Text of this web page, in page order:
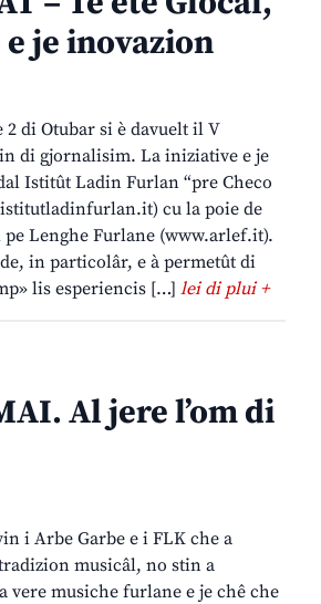
je inovazion
2 di Otubar si è davuelt il V
di gjornalisim. La iniziative e je
Istitût Ladin Furlan “pre Checo
cu la poie de
pe Lenghe Furlane (www.arlef.it).
in particolâr, e à permetût di
lis esperiencis […] lei di plui +
Al jere l’om di
i Arbe Garbe e i FLK che a
musicâl, no stin a
vere musiche furlane e je chê che